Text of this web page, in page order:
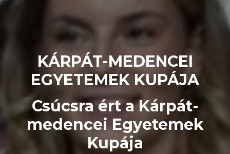
KÁRPÁT-MEDENCEI
EGYETEMEK KUPÁJA
Csúcsra ért a Kárpát-
medencei Egyetemek
Kupája